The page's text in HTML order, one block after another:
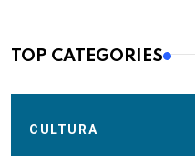
TOP CATEGORIES
CULTURA